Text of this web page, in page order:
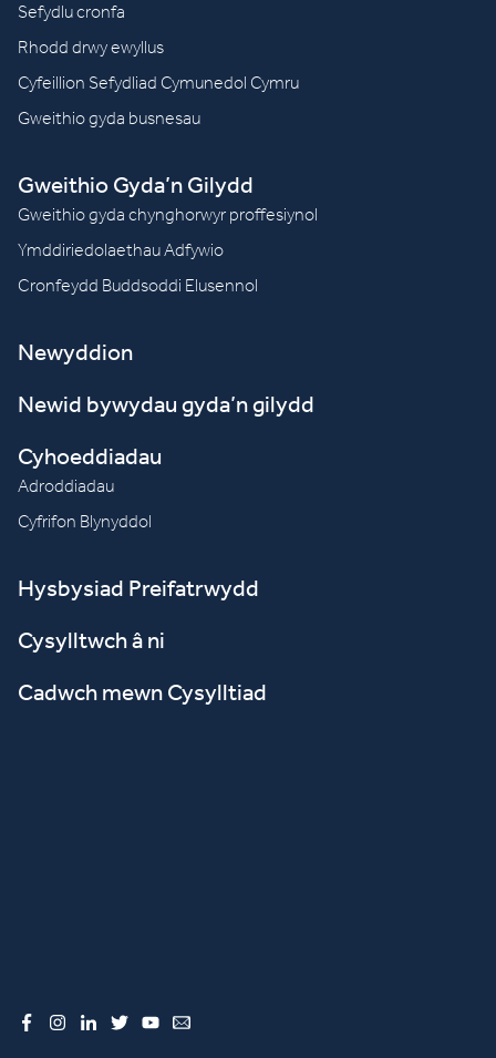
Sefydlu cronfa
Rhodd drwy ewyllus
Cyfeillion Sefydliad Cymunedol Cymru
Gweithio gyda busnesau
Gweithio Gyda’n Gilydd
Gweithio gyda chynghorwyr proffesiynol
Ymddiriedolaethau Adfywio
Cronfeydd Buddsoddi Elusennol
Newyddion
Newid bywydau gyda’n gilydd
Cyhoeddiadau
Adroddiadau
Cyfrifon Blynyddol
Hysbysiad Preifatrwydd
Cysylltwch â ni
Cadwch mewn Cysylltiad